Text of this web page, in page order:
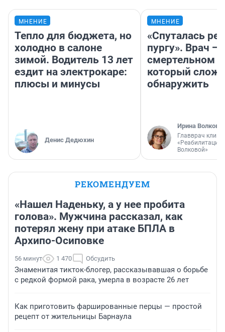
МНЕНИЕ
Тепло для бюджета, но
холодно в салоне
зимой. Водитель 13 лет
ездит на электрокаре:
плюсы и минусы
Денис Дедюхин
МНЕНИЕ
«Спуталась
пургу». Врач —
смертельном
который
обнаружить
Ирина Волкова
Главврач
«Реабилитация
Волковой»
РЕКОМЕНДУЕМ
«Нашел Наденьку, а у нее пробита
голова». Мужчина рассказал, как
потерял жену при атаке БПЛА в
Архипо-Осиповке
56 минут 1 470 Обсудить
Знаменитая тикток-блогер, рассказывавшая о борьбе
с редкой формой рака, умерла в возрасте 26 лет
Как приготовить фаршированные перцы — простой
рецепт от жительницы Барнаула